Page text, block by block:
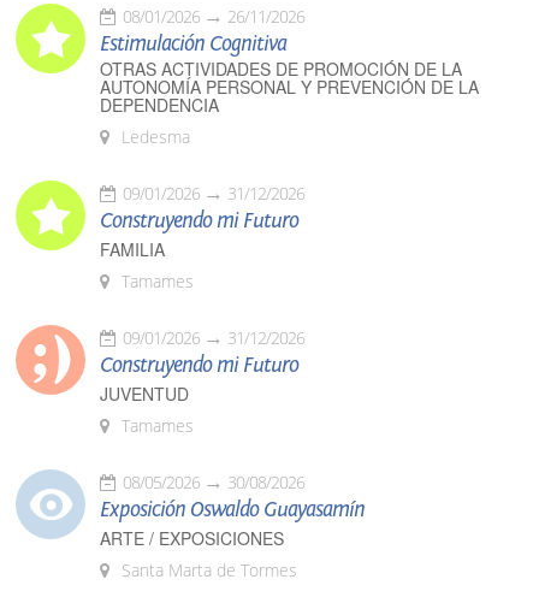
08/01/2026 26/11/2026
Estimulación Cognitiva
OTRAS ACTIVIDADES DE PROMOCIÓN DE LA
AUTONOMÍA PERSONAL Y PREVENCIÓN DE LA
DEPENDENCIA
Ledesma
09/01/2026 31/12/2026
Construyendo mi Futuro
FAMILIA
Tamames
09/01/2026 31/12/2026
Construyendo mi Futuro
JUVENTUD
Tamames
08/05/2026 30/08/2026
Exposición Oswaldo Guayasamín
ARTE / EXPOSICIONES
Santa Marta de Tormes